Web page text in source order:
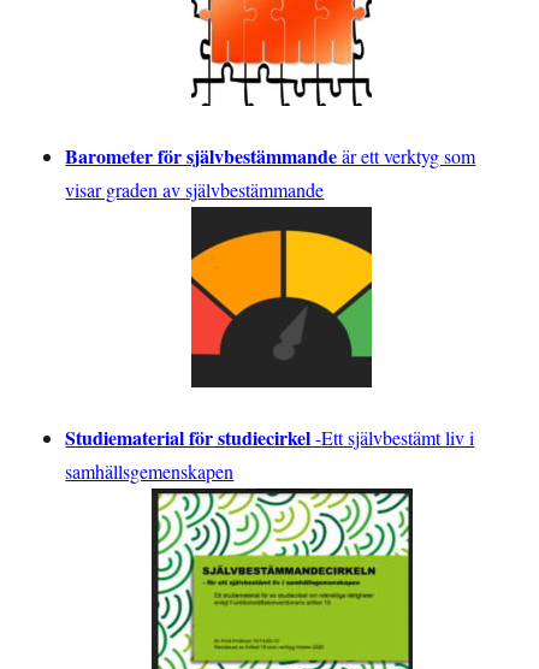
Barometer för självbestämmandeär ett verktyg som
visar graden av självbestämmande
Studiematerial för studiecirkel-Ett självbestämt liv i
samhällsgemenskapen